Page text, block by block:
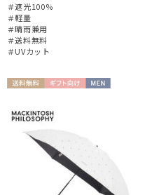
＃遮光100%
＃軽量
＃晴雨兼用
＃送料無料
＃UVカット
料
向け